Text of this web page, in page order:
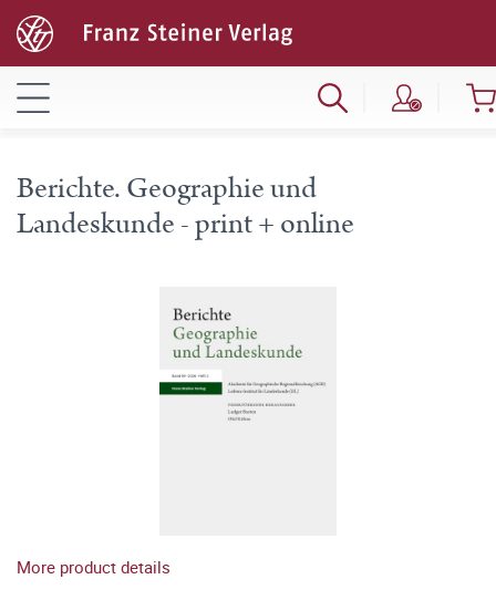
Berichte. Geographie und
Landeskunde - print + online
More product details